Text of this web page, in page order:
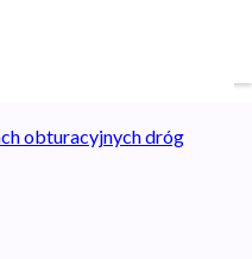
obturacyjnych dróg